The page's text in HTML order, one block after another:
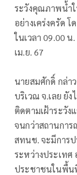
ระวังคุณภาพน้ำ
อย่างเคร่งครัด
ในเวลา 09.00
เม.ย. 67
นายสมศักดิ์ กล่า
บริเวณ จ.เลย ยั
ติดตามเฝ้าระวั
จนกว่าสถานกา
สทนช. จะมีการ
ระหว่างประเทศ
ประชาชนในพื้น